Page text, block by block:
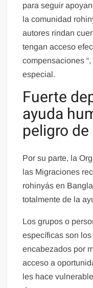
para seguir
la comunidad
autores rindan
tengan acceso
compensaciones
especial.
Fuerte
ayuda
peligro
Por su parte, la
las Migraciones
rohinyás en
totalmente de la
Los grupos o
específicas son
encabezados por
acceso a
les hace